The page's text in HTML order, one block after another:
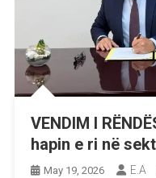
VENDIM I
hapin e ri në
May 19, 2026 E.A